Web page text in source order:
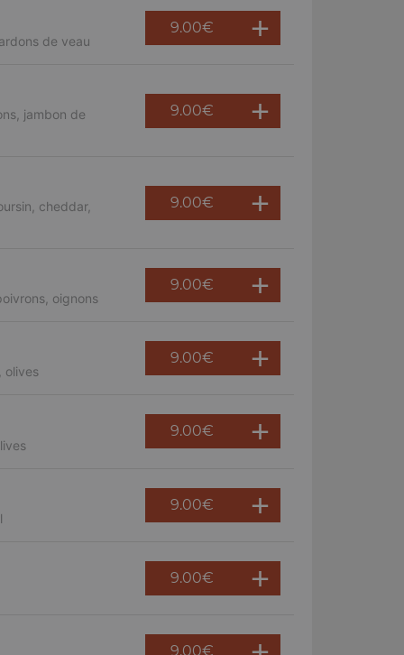
de veau
9.00€
jambon de
9.00€
cheddar,
9.00€
oignons
9.00€
olives
9.00€
9.00€
9.00€
9.00€
9.00€